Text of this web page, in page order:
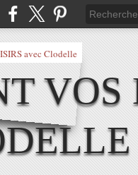
VOS